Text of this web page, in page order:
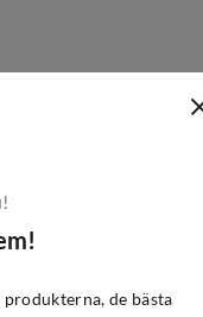
de bästa